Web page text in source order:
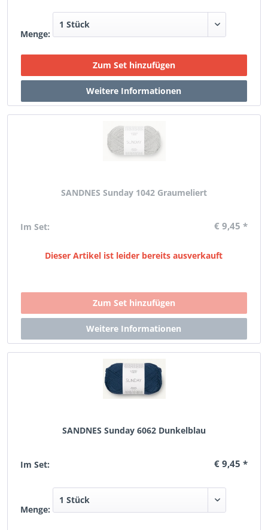
Menge:
SANDNES Sunday 1042 Graumeliert
Im Set: € 9,45 *
Dieser Artikel ist leider bereits ausverkauft
SANDNES Sunday 6062 Dunkelblau
Im Set: € 9,45 *
Menge: